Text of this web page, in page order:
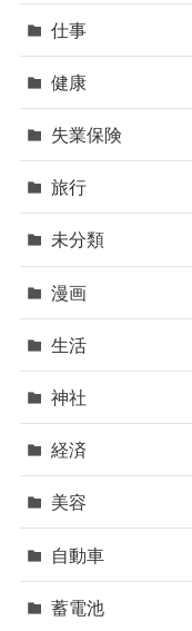
仕事
健康
失業保険
旅行
未分類
漫画
生活
神社
経済
美容
自動車
蓄電池